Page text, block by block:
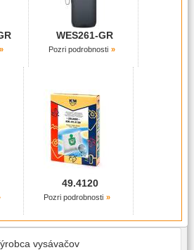
WES261-GR
Pozri podrobnosti
49.4120
Pozri podrobnosti
vysávačov